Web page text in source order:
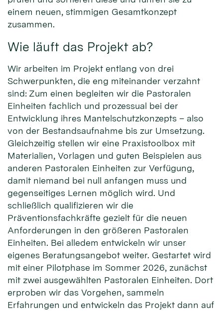
einem neuen, stimmigen Gesamtkonzept
zusammen.
Wie läuft das Projekt ab?
Wir arbeiten im Projekt entlang von drei
Schwerpunkten, die eng miteinander verzahnt
sind: Zum einen begleiten wir die Pastoralen
Einheiten fachlich und prozessual bei der
Entwicklung ihres Mantelschutzkonzepts – also
von der Bestandsaufnahme bis zur Umsetzung.
Gleichzeitig stellen wir eine Praxistoolbox mit
Materialien, Vorlagen und guten Beispielen aus
anderen Pastoralen Einheiten zur Verfügung,
damit niemand bei null anfangen muss und
gegenseitiges Lernen möglich wird. Und
schließlich qualifizieren wir die
Präventionsfachkräfte gezielt für die neuen
Anforderungen in den größeren Pastoralen
Einheiten. Bei alledem entwickeln wir unser
eigenes Beratungsangebot weiter. Gestartet wird
mit einer Pilotphase im Sommer 2026, zunächst
mit zwei ausgewählten Pastoralen Einheiten. Dort
erproben wir das Vorgehen, sammeln
Erfahrungen und entwickeln das Projekt dann auf